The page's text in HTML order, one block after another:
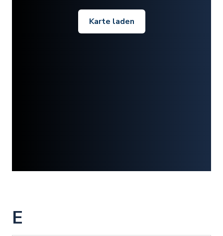
Karte laden
E